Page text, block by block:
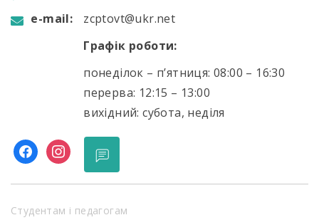
e-mail:
zcptovt@ukr.net
Графік роботи:
понеділок – п’ятниця: 08:00 – 16:30
перерва: 12:15 – 13:00
вихідний: субота, неділя
facebookinstagram
Студентам і педагогам